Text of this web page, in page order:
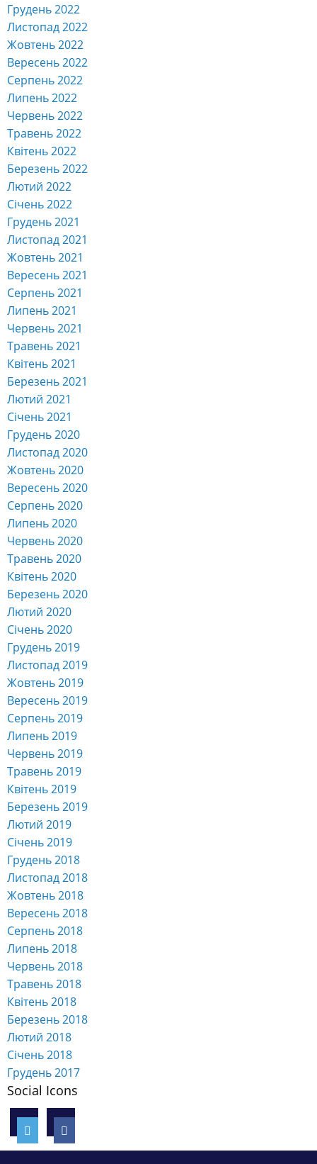
Грудень 2022
Листопад 2022
Жовтень 2022
Вересень 2022
Серпень 2022
Липень 2022
Червень 2022
Травень 2022
Квітень 2022
Березень 2022
Лютий 2022
Січень 2022
Грудень 2021
Листопад 2021
Жовтень 2021
Вересень 2021
Серпень 2021
Липень 2021
Червень 2021
Травень 2021
Квітень 2021
Березень 2021
Лютий 2021
Січень 2021
Грудень 2020
Листопад 2020
Жовтень 2020
Вересень 2020
Серпень 2020
Липень 2020
Червень 2020
Травень 2020
Квітень 2020
Березень 2020
Лютий 2020
Січень 2020
Грудень 2019
Листопад 2019
Жовтень 2019
Вересень 2019
Серпень 2019
Липень 2019
Червень 2019
Травень 2019
Квітень 2019
Березень 2019
Лютий 2019
Січень 2019
Грудень 2018
Листопад 2018
Жовтень 2018
Вересень 2018
Серпень 2018
Липень 2018
Червень 2018
Травень 2018
Квітень 2018
Березень 2018
Лютий 2018
Січень 2018
Грудень 2017
Social Icons